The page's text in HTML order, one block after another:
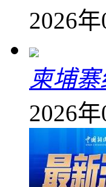
2026
柬埔
2026